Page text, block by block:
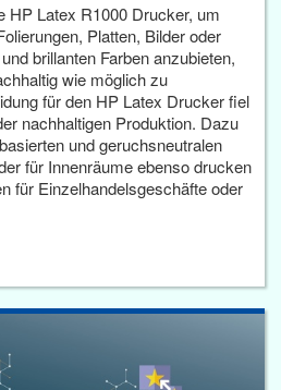
HP Latex R1000 Drucker, um
Platten, Bilder oder
brillanten Farben anzubieten,
wie möglich zu
für den HP Latex Drucker fiel
nachhaltigen Produktion. Dazu
und geruchsneutralen
für Innenräume ebenso drucken
für Einzelhandelsgeschäfte oder